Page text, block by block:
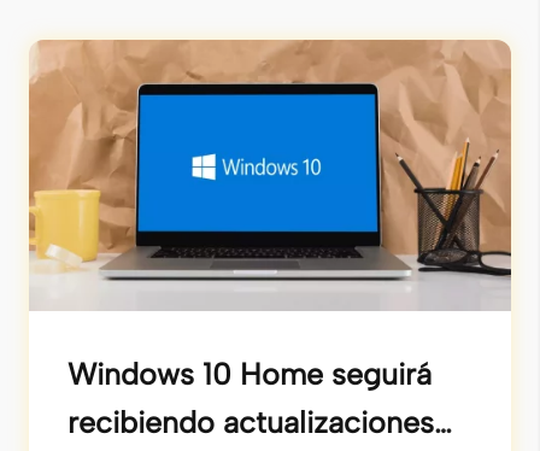
Windows 10 Home seguirá
recibiendo actualizaciones